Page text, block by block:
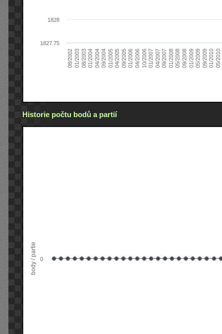
08/200201/200308/200301/200404/200409/200401/200504/200509/200501/200604/200610/200601/200704/200709/200701/200805/200809/200801/200905/200909/200901/201005/2010
1827.75
1828
Historie počtu bodů a partií
body / partie 0